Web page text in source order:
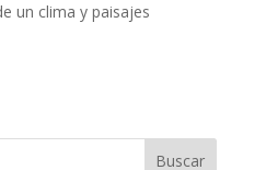
un clima y paisajes